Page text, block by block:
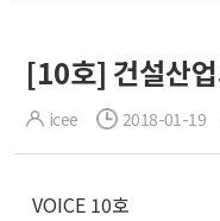
[10호] 건설산
icee 2018-01-19
VOICE 10호